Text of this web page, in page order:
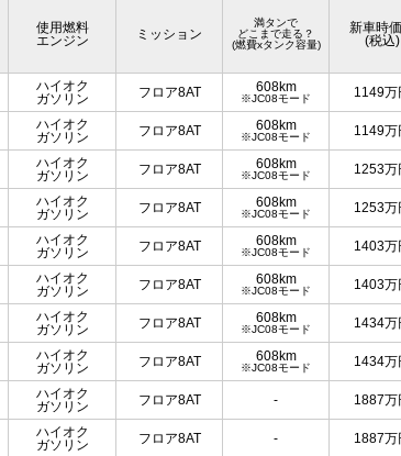
使用燃料
エンジン
ミッション
満タンで
どこまで走る？
(燃費xタンク容量)
新車時
(税込)
ハイオク
ガソリン
フロア8AT 608km
※JC08モード 1149万
ハイオク
ガソリン
フロア8AT 608km
※JC08モード 1149万
ハイオク
ガソリン
フロア8AT 608km
※JC08モード 1253万
ハイオク
ガソリン
フロア8AT 608km
※JC08モード 1253万
ハイオク
ガソリン
フロア8AT 608km
※JC08モード 1403万
ハイオク
ガソリン
フロア8AT 608km
※JC08モード 1403万
ハイオク
ガソリン
フロア8AT 608km
※JC08モード 1434万
ハイオク
ガソリン
フロア8AT 608km
※JC08モード 1434万
ハイオク
ガソリン
フロア8AT - 1887万
ハイオク
ガソリン
フロア8AT - 1887万